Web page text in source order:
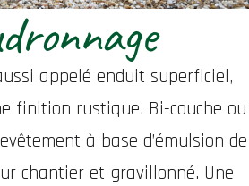
appelé enduit superficiel,
finition rustique. Bi-couche ou
à base d’émulsion de
chantier et gravillonné. Une